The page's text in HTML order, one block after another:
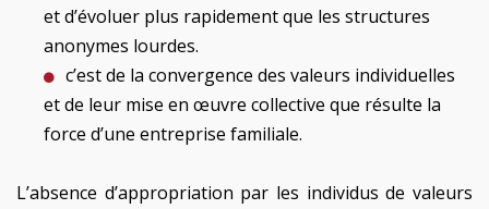
et d’évoluer plus rapidement que les structures
anonymes lourdes.
c’est de la convergence des valeurs individuelles
et de leur mise en œuvre collective que résulte la
force d’une entreprise familiale.
L’absence d’appropriation par les individus de valeurs